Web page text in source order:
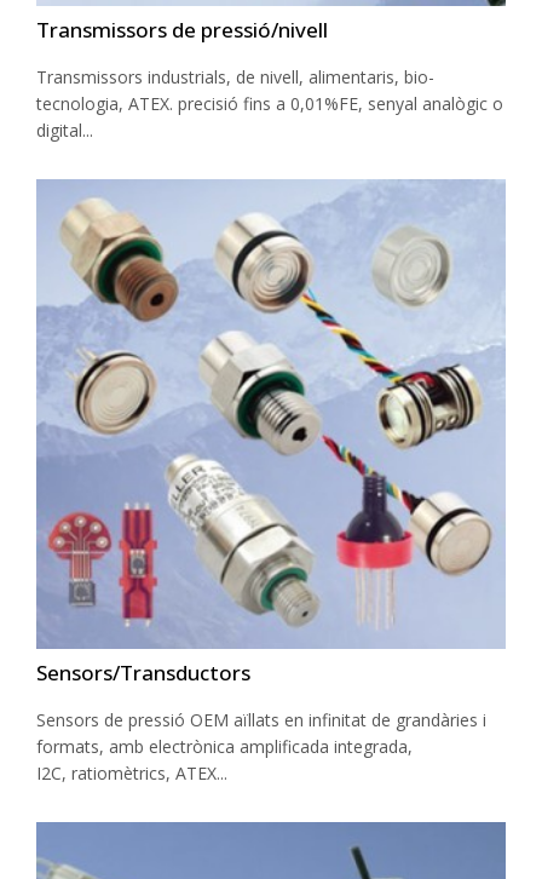
Transmissors de pressió/nivell
Transmissors industrials, de nivell, alimentaris, bio-
tecnologia, ATEX. precisió fins a 0,01%FE, senyal analògic o
digital...
Sensors/Transductors
Sensors de pressió OEM aïllats en infinitat de grandàries i
formats, amb electrònica amplificada integrada,
I2C, ratiomètrics, ATEX...